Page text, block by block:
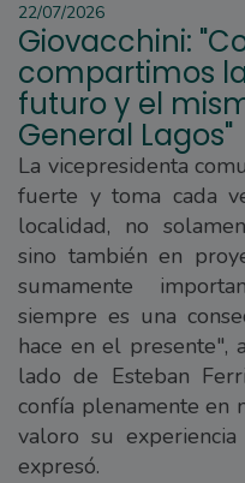
22/07/2026
Giovacchini:
compartimos
futuro y el
General Lagos"
La vicepresidenta
fuerte y toma cada
localidad, no
sino también en
sumamente
siempre es una
hace en el presente",
lado de Esteban
confía plenamente en
valoro su
expresó.